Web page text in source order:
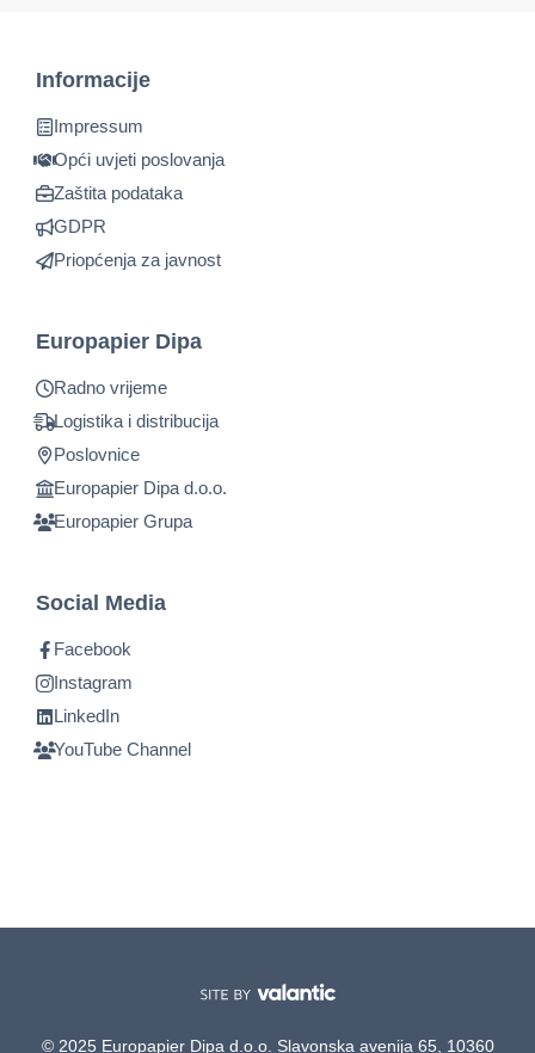
Informacije
Impressum
Opći uvjeti poslovanja
Zaštita podataka
GDPR
Priopćenja za javnost
Europapier Dipa
Radno vrijeme
Logistika i distribucija
Poslovnice
Europapier Dipa d.o.o.
Europapier Grupa
Social Media
Facebook
Instagram
LinkedIn
YouTube Channel
© 2025 Europapier Dipa d.o.o. Slavonska avenija 65, 10360